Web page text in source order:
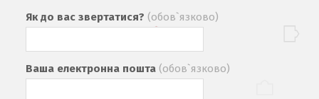
Як до вас звертатися? (обов`язково)
Ваша електронна пошта (обов`язково)